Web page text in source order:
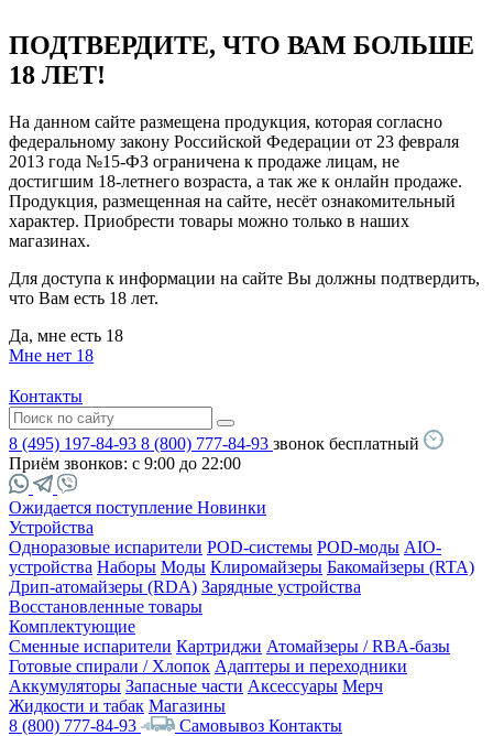
ПОДТВЕРДИТЕ, ЧТО ВАМ БОЛЬШЕ
18 ЛЕТ!
На данном сайте размещена продукция, которая согласно
федеральному закону Российской Федерации от 23 февраля
2013 года №15-ФЗ ограничена к продаже лицам, не
достигшим 18-летнего возраста, а так же к онлайн продаже.
Продукция, размещенная на сайте, несёт ознакомительный
характер. Приобрести товары можно только в наших
магазинах.
Для доступа к информации на сайте Вы должны подтвердить,
что Вам есть 18 лет.
Да, мне есть 18
Мне нет 18
Контакты
8 (495) 197-84-93 8 (800) 777-84-93 звонок бесплатный
Приём звонков: с 9:00 до 22:00
Ожидается поступление Новинки
Устройства
Одноразовые испарители POD-системы POD-моды AIO-
устройства Наборы Моды Клиромайзеры Бакомайзеры (RTA)
Дрип-атомайзеры (RDA) Зарядные устройства
Восстановленные товары
Комплектующие
Сменные испарители Картриджи Атомайзеры / RBA-базы
Готовые спирали / Хлопок Адаптеры и переходники
Аккумуляторы Запасные части Аксессуары Мерч
Жидкости и табак Магазины
8 (800) 777-84-93
Самовывоз Контакты